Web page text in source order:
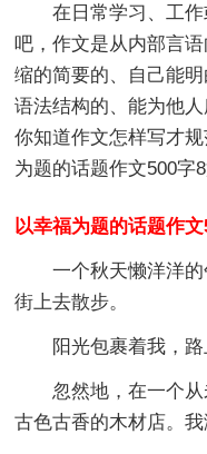
在日常学习、工
吧，作文是从内部言
缩的简要的、自己能
语法结构的、能为他
你知道作文怎样写才
为题的话题作文500字
以幸福为题的话题作
一个秋天懒洋洋
街上去散步。
阳光包裹着我，路
忽然地，在一个
古色古香的木材店。我